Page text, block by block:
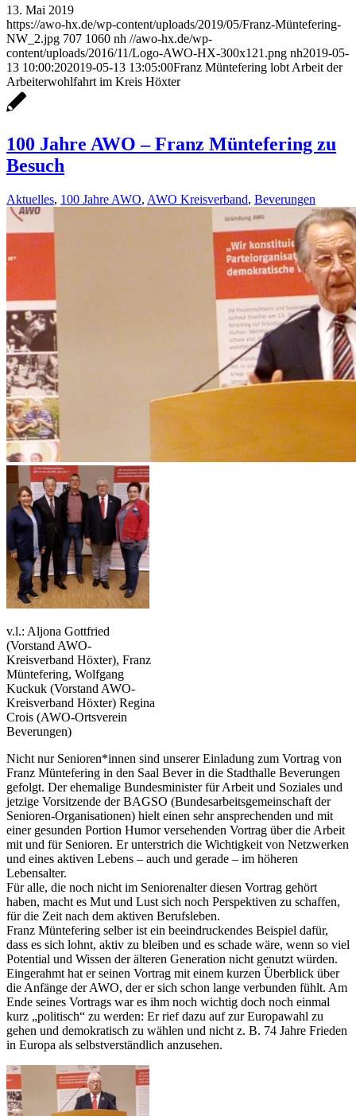
13. Mai 2019
https://awo-hx.de/wp-content/uploads/2019/05/Franz-Müntefering-
NW_2.jpg 707 1060 nh //awo-hx.de/wp-
content/uploads/2016/11/Logo-AWO-HX-300x121.png nh2019-05-
13 10:00:202019-05-13 13:05:00Franz Müntefering lobt Arbeit der
Arbeiterwohlfahrt im Kreis Höxter
100 Jahre AWO – Franz Müntefering zu
Besuch
Aktuelles, 100 Jahre AWO, AWO Kreisverband, Beverungen
v.l.: Aljona Gottfried
(Vorstand AWO-
Kreisverband Höxter), Franz
Müntefering, Wolfgang
Kuckuk (Vorstand AWO-
Kreisverband Höxter) Regina
Crois (AWO-Ortsverein
Beverungen)
Nicht nur Senioren*innen sind unserer Einladung zum Vortrag von
Franz Müntefering in den Saal Bever in die Stadthalle Beverungen
gefolgt. Der ehemalige Bundesminister für Arbeit und Soziales und
jetzige Vorsitzende der BAGSO (Bundesarbeitsgemeinschaft der
Senioren-Organisationen) hielt einen sehr ansprechenden und mit
einer gesunden Portion Humor versehenden Vortrag über die Arbeit
mit und für Senioren. Er unterstrich die Wichtigkeit von Netzwerken
und eines aktiven Lebens – auch und gerade – im höheren
Lebensalter.
Für alle, die noch nicht im Seniorenalter diesen Vortrag gehört
haben, macht es Mut und Lust sich noch Perspektiven zu schaffen,
für die Zeit nach dem aktiven Berufsleben.
Franz Müntefering selber ist ein beeindruckendes Beispiel dafür,
dass es sich lohnt, aktiv zu bleiben und es schade wäre, wenn so viel
Potential und Wissen der älteren Generation nicht genutzt würden.
Eingerahmt hat er seinen Vortrag mit einem kurzen Überblick über
die Anfänge der AWO, der er sich schon lange verbunden fühlt. Am
Ende seines Vortrags war es ihm noch wichtig doch noch einmal
kurz „politisch“ zu werden: Er rief dazu auf zur Europawahl zu
gehen und demokratisch zu wählen und nicht z. B. 74 Jahre Frieden
in Europa als selbstverständlich anzusehen.